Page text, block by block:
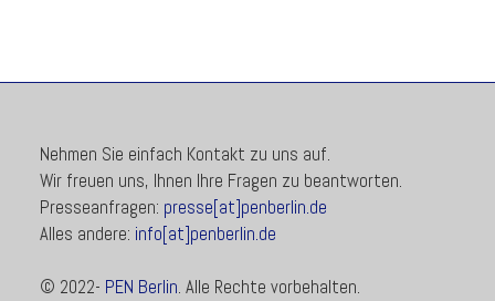
Nehmen Sie einfach Kontakt zu uns auf.
Wir freuen uns, Ihnen Ihre Fragen zu beantworten.
Presseanfragen: presse[at]penberlin.de
Alles andere: info[at]penberlin.de
© 2022- PEN Berlin. Alle Rechte vorbehalten.